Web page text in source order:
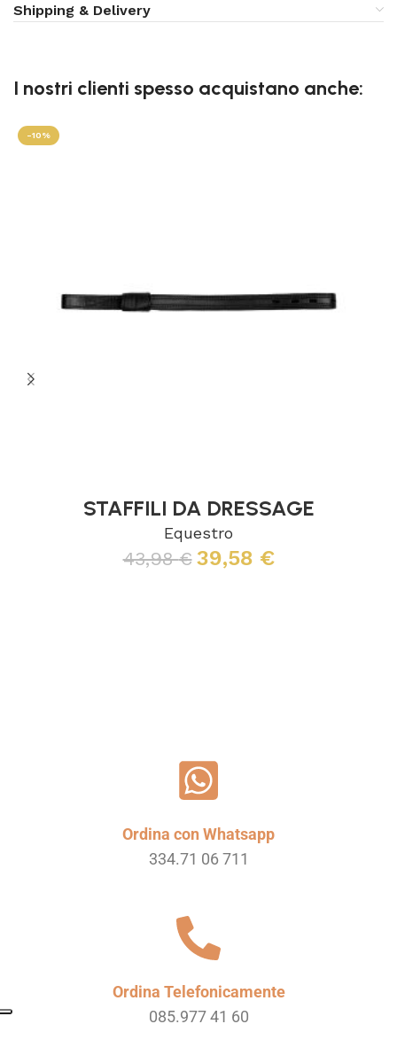
Shipping & Delivery
I nostri clienti spesso acquistano anche:
-10%
STAFFILI DA DRESSAGE
Equestro
43,98€ 39,58 €
Ordina con Whatsapp
334.71 06 711
Ordina Telefonicamente
085.977 41 60